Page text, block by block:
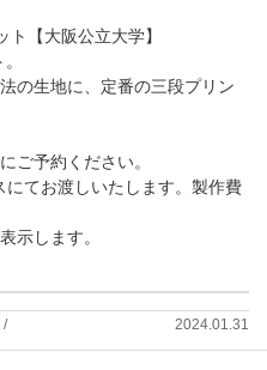
【大阪公立大学】
生地に、定番の三段プリン
予約ください。
てお渡しいたします。製作費
示します。
/ 2024.01.31